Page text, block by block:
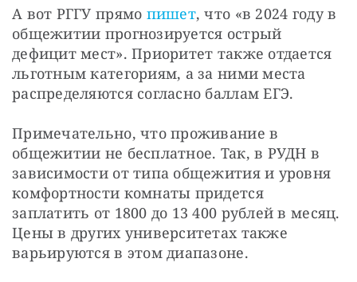
А вот РГГУ прямо пишет, что «в 2024 году в
общежитии прогнозируется острый
дефицит мест». Приоритет также отдается
льготным категориям, а за ними места
распределяются согласно баллам ЕГЭ.
Примечательно, что проживание в
общежитии не бесплатное. Так, в РУДН в
зависимости от типа общежития и уровня
комфортности комнаты придется
заплатить от 1800 до 13 400 рублей в месяц.
Цены в других университетах также
варьируются в этом диапазоне.